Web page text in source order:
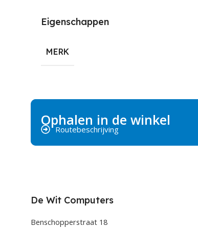
Eigenschappen
MERK
Ophalen in de winkel
Routebeschrijving
De Wit Computers
Benschopperstraat 18